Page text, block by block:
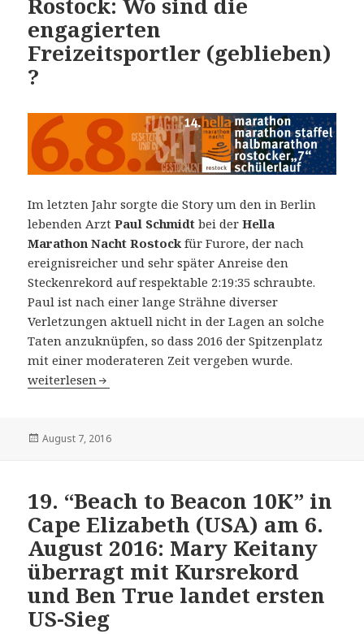
Rostock: Wo sind die
engagierten
Freizeitsportler (geblieben)
?
Im letzten Jahr sorgte die Story um den in Berlin
lebenden ArztPaul Schmidt bei derHella
Marathon Nacht Rostockfür Furore, der nach
ereignisreicher und sehr später Anreise den
Steckenrekord auf respektable 2:19:35 schraubte.
Paul ist nach einer lange Strähne diverser
Verletzungen aktuell nicht in der Lagen an solche
Taten anzuknüpfen, so dass 2016 der Spitzenplatz
mit einer moderateren Zeit vergeben wurde.
14. Hella Marathon Nacht in Rostock: Wo sind die
weiterlesen
Veröffentlicht
August 7, 2016
19. “Beach to Beacon 10K” in
Cape Elizabeth (USA) am 6.
August 2016: Mary Keitany
überragt mit Kursrekord
und Ben True landet ersten
US-Sieg